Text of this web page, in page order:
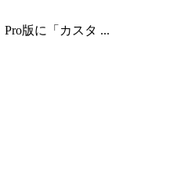
版に「カスタ ...